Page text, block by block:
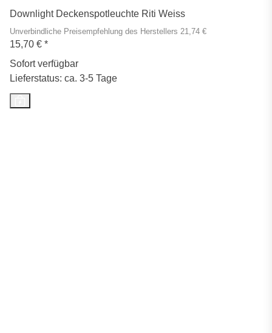
Downlight Deckenspotleuchte Riti Weiss
Unverbindliche Preisempfehlung des Herstellers 21,74 €
15,70 € *
Sofort verfügbar
Lieferstatus: ca. 3-5 Tage